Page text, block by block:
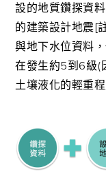
設的地質鑽探資
的建築設計地震[
與地下水位資料
在發生約5到6級(
土壤液化的輕重程